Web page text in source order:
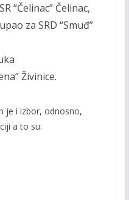
“Čelinac” Čelinac,
za SRD “Smuđ”
Živinice.
je i izbor, odnosno,
a to su: